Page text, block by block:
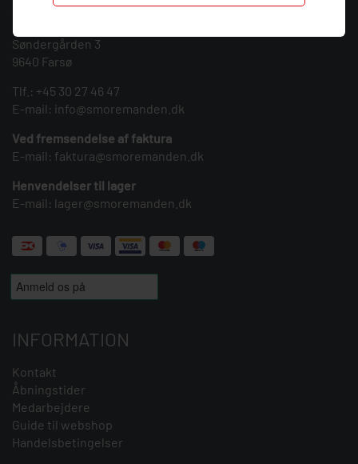
Smøremanden A/S
Søndergården 3
9640 Farsø
Tlf.: +45 30 27 46 47
E-mail: info@smoremanden.dk
Ved fremsendelse af faktura
E-mail: faktura@smoremanden.dk
Henvendelser til lager
E-mail: lager@smoremanden.dk
INFORMATION
Kontakt
Åbningstider
Medarbejdere
Guide til webshop
Handelsbetingelser